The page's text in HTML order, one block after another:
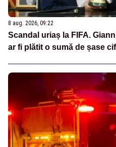
8 aug. 2026, 09:22
Scandal uriaș la FIFA.
ar fi plătit o sumă de șase